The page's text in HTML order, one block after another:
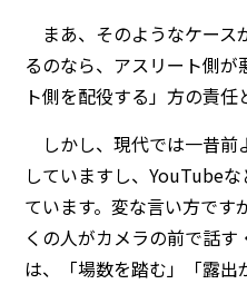
まあ、そのようなケース
るのなら、アスリート側
ト側を配役する」方の責任
しかし、現代では一昔前
していますし、YouTube
ています。変な言い方です
くの人がカメラの前で話
は、「場数を踏む」「露